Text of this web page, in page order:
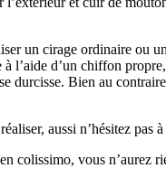
un cirage ordinaire ou
l’aide d’un chiffon
durcisse. Bien au
aussi n’hésitez pas
vous n’aurez